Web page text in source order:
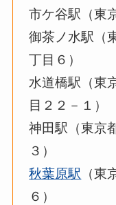
市ケ谷駅（東
御茶ノ水駅（
丁目６）
水道橋駅（東
目２２－１）
神田駅（東京
３）
秋葉原駅
（東
６）